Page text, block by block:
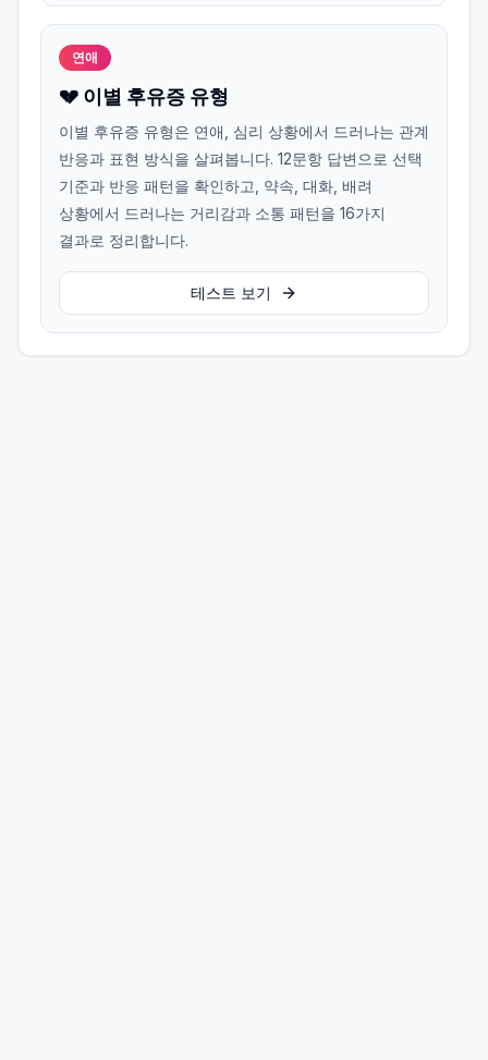
연애
💔 이별 후유증 유형
이별 후유증 유형은 연애, 심리 상황에서 드러나는 관계
반응과 표현 방식을 살펴봅니다. 12문항 답변으로 선택
기준과 반응 패턴을 확인하고, 약속, 대화, 배려
상황에서 드러나는 거리감과 소통 패턴을 16가지
결과로 정리합니다.
테스트 보기